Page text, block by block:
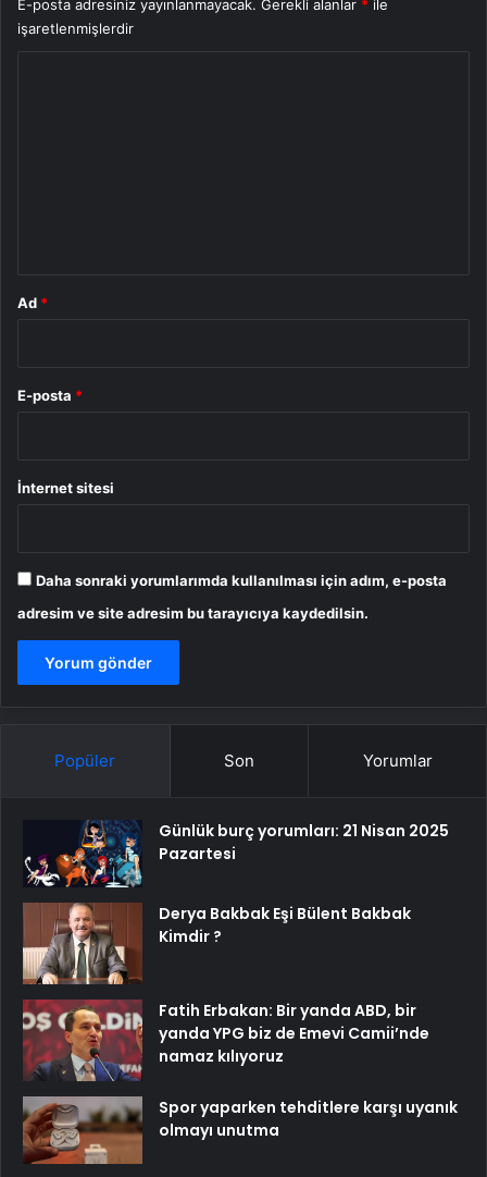
E-posta adresiniz yayınlanmayacak. Gerekli alanlar * ile
işaretlenmişlerdir
Ad *
E-posta *
İnternet sitesi
Daha sonraki yorumlarımda kullanılması için adım, e-posta
adresim ve site adresim bu tarayıcıya kaydedilsin.
Popüler Son Yorumlar
Günlük burç yorumları: 21 Nisan 2025
Pazartesi
Derya Bakbak Eşi Bülent Bakbak
Kimdir ?
Fatih Erbakan: Bir yanda ABD, bir
yanda YPG biz de Emevi Camii’nde
namaz kılıyoruz
Spor yaparken tehditlere karşı uyanık
olmayı unutma